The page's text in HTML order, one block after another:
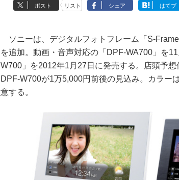
ポスト リスト シェア はてブ
ソニーは、デジタルフォトフレーム「S-
を追加。動画・音声対応の「DPF-WA700」を
W700」を2012年1月27日に発売する。店頭予想
DPF-W700が1万5,000円前後の見込み。カラー
意する。